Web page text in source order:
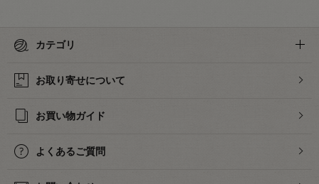
カテゴリ
お取り寄せについて
お買い物ガイド
よくあるご質問